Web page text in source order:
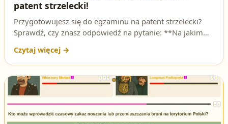
patent strzelecki!
Przygotowujesz się do egzaminu na patent strzelecki?
Sprawdź, czy znasz odpowiedź na pytanie: **Na jakim
wprowadzony przez ministra?** To jedno z kluczowych
zagadnień, które mogą pojawić się na teście. W tym
artykule rozbierzemy je na czynniki pierwsze i
podpowiemy, jak skutecznie przygotować się do
egzaminu!